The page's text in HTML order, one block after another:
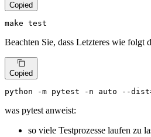
Copied
make test
Beachten Sie, dass Letzteres wie folgt
Copied
python -m pytest -n auto --
was pytest anweist:
so viele Testprozesse laufen zu